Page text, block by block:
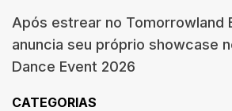
Após estrear no Tomorrowland
anuncia seu próprio showcase
Dance Event 2026
CATEGORIAS